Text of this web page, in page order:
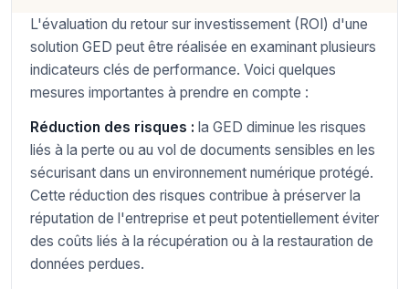
L'évaluation du retour sur investissement (ROI) d'une
solution GED peut être réalisée en examinant plusieurs
indicateurs clés de performance. Voici quelques
mesures importantes à prendre en compte :
Réduction des risques : la GED diminue les risques
liés à la perte ou au vol de documents sensibles en les
sécurisant dans un environnement numérique protégé.
Cette réduction des risques contribue à préserver la
réputation de l'entreprise et peut potentiellement éviter
des coûts liés à la récupération ou à la restauration de
données perdues.